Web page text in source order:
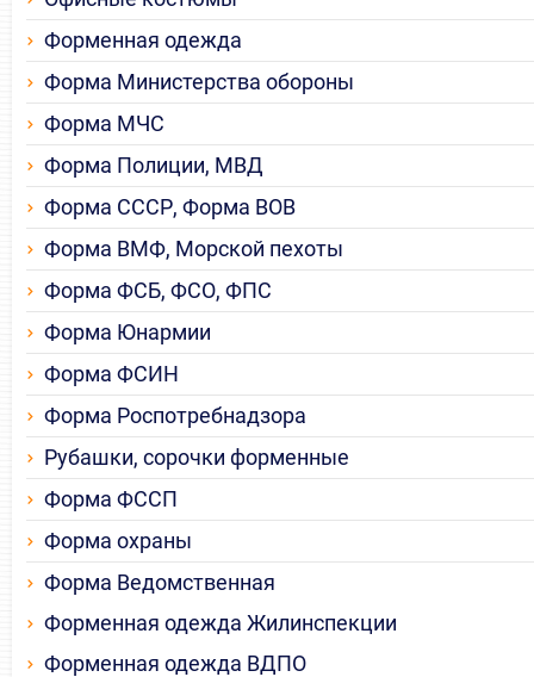
Форменная одежда
Форма Министерства обороны
Форма МЧС
Форма Полиции, МВД
Форма СССР, Форма ВОВ
Форма ВМФ, Морской пехоты
Форма ФСБ, ФСО, ФПС
Форма Юнармии
Форма ФСИН
Форма Роспотребнадзора
Рубашки, сорочки форменные
Форма ФССП
Форма охраны
Форма Ведомственная
Форменная одежда Жилинспекции
Форменная одежда ВДПО